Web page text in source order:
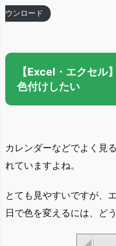
ウンロード
【Excel・エクセル
色付けしたい
カレンダーなどでよく見
れていますよね。
とても見やすいですが、
日で色を変えるには、ど